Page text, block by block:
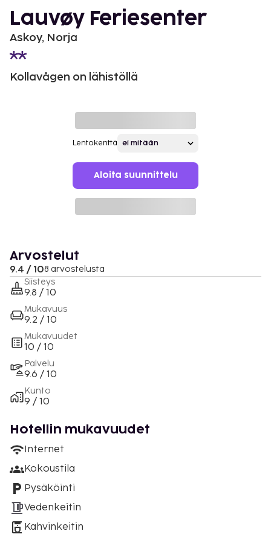
Lauvøy Feriesenter
Askoy, Norja
Kollavågen on lähistöllä
Lentokenttä
Aloita suunnittelu
Arvostelut
9.4 / 108 arvostelusta
Siisteys
9.8 / 10
Mukavuus
9.2 / 10
Mukavuudet
10 / 10
Palvelu
9.6 / 10
Kunto
9 / 10
Hotellin mukavuudet
Internet
Kokoustila
Pysäköinti
Vedenkeitin
Kahvinkeitin